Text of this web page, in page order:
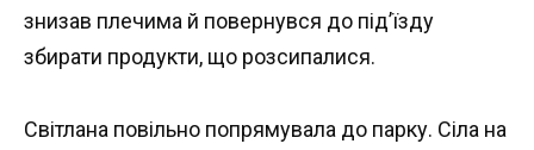
знизав плечима й повернувся до під’їзду
збирати продукти, що розсипалися.
Світлана повільно попрямувала до парку. Сіла на